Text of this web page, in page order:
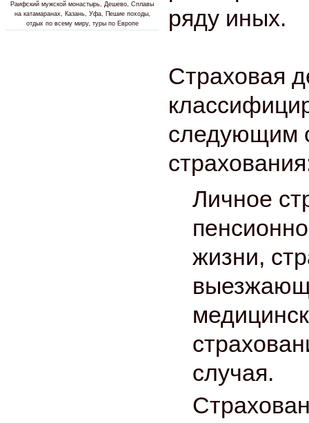
Раифский мужской монастырь, Дешево, Сплавы
на катамаранах, Казань, Уфа, Пешие походы,
отдых по всему миру, туры по Европе
ряду иных.
Страховая
следующим
Личное
жизни,
случая.